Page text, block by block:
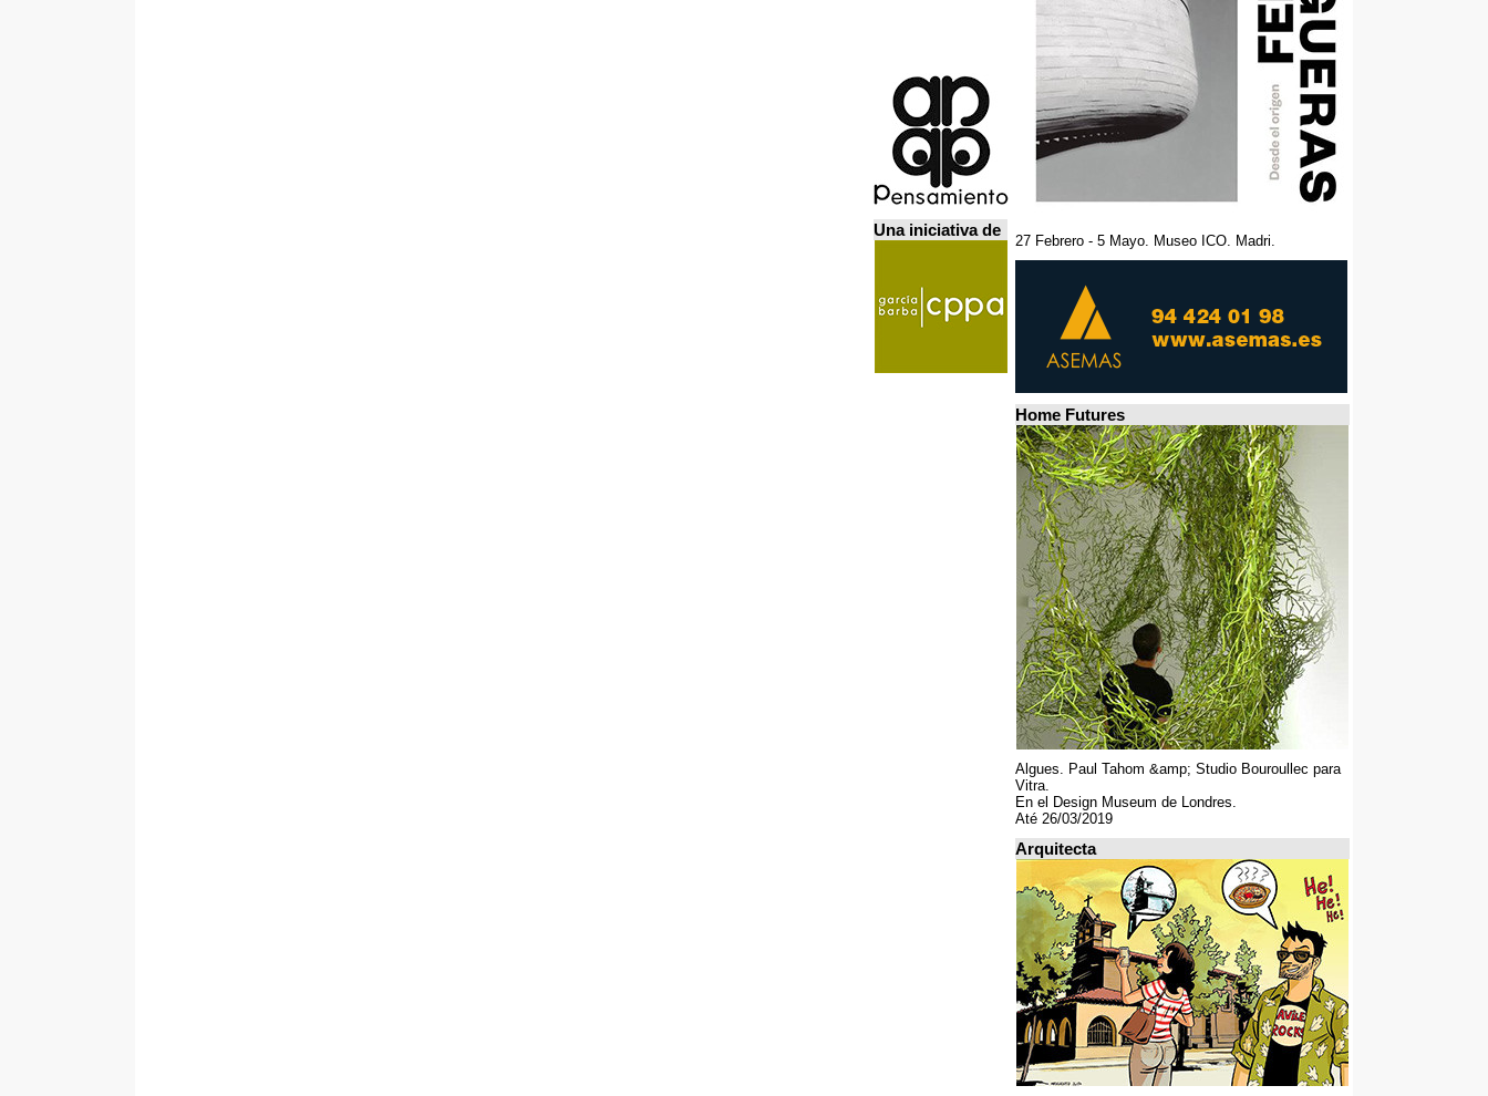
Una iniciativa de
27 Febrero - 5 Mayo. Museo ICO. Madri.
Home Futures
Algues. Paul Tahom &amp; Studio Bouroullec para
Vitra.
En el Design Museum de Londres.
Até 26/03/2019
Arquitecta